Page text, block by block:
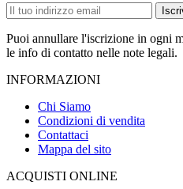
Puoi annullare l'iscrizione in ogni
le info di contatto nelle note legali.
INFORMAZIONI
Chi Siamo
Condizioni di vendita
Contattaci
Mappa del sito
ACQUISTI ONLINE